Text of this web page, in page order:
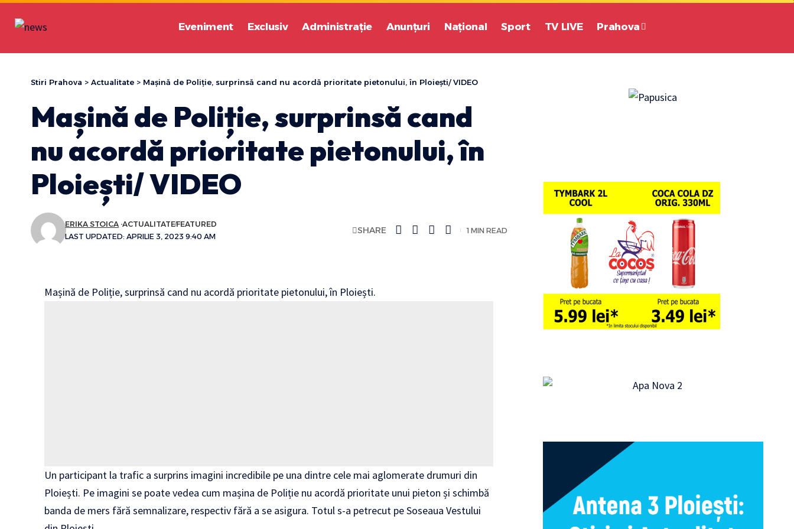
Eveniment Exclusiv Administrație Anunțuri Național Sport TV LIVE Prahova
Stiri Prahova > Actualitate > Mașină de Poliție, surprinsă cand nu acordă prioritate pietonului, în Ploiești/ VIDEO
Mașină de Poliție, surprinsă cand
nu acordă prioritate pietonului, în
Ploiești/ VIDEO
LAST UPDATED: APRILIE 3, 2023 9:40 AM
ERIKA STOICA ACTUALITATEFEATURED
SHARE 1 MIN READ
Mașină de Poliție, surprinsă cand nu acordă prioritate pietonului, în Ploiești.
Un participant la trafic a surprins imagini incredibile pe una dintre cele mai aglomerate drumuri din
Ploiești. Pe imagini se poate vedea cum mașina de Poliție nu acordă prioritate unui pieton și schimbă
banda de mers fără semnalizare, respectiv fără a se asigura. Totul s-a petrecut pe Soseaua Vestului